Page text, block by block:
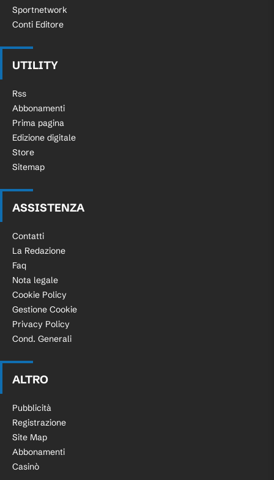
Sportnetwork
Conti Editore
UTILITY
Rss
Abbonamenti
Prima pagina
Edizione digitale
Store
Sitemap
ASSISTENZA
Contatti
La Redazione
Faq
Nota legale
Cookie Policy
Gestione Cookie
Privacy Policy
Cond. Generali
ALTRO
Pubblicità
Registrazione
Site Map
Abbonamenti
Casinò